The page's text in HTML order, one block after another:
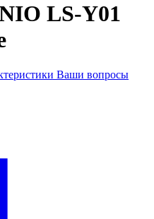
LS-Y01
Ваши вопросы